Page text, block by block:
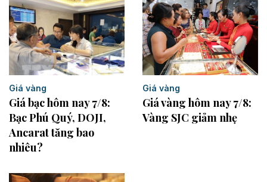
Giá vàng
Giá bạc hôm nay 7/8:
Bạc Phú Quý, DOJI,
Ancarat tăng bao
nhiêu?
Giá vàng
Giá vàng hôm nay 7/8:
Vàng SJC giảm nhẹ